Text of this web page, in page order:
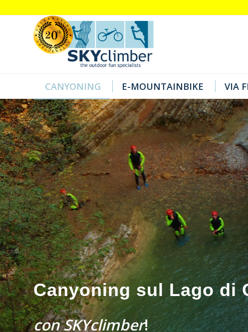
CANYONING E-MOUNTAINBIKE VIA
Canyoning sul Lago di
con SKYclimber!